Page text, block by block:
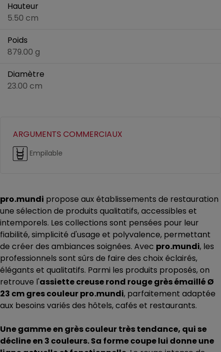
Hauteur
5.50 cm
Poids
879.00 g
Diamètre
23.00 cm
ARGUMENTS COMMERCIAUX
Empilable
pro.mundi propose aux établissements de restauration
une sélection de produits qualitatifs, accessibles et
intemporels. Les collections sont pensées pour leur
fiabilité, simplicité d'usage et polyvalence, permettant
de créer des ambiances soignées. Avec pro.mundi, les
professionnels sont sûrs de faire des choix éclairés,
élégants et qualitatifs. Parmi les produits proposés, on
retrouve l'assiette creuse rond rouge grès émaillé Ø
23 cm gres couleur pro.mundi, parfaitement adaptée
aux besoins variés des hôtels, cafés et restaurants.
Une gamme en grès couleur très tendance, qui se
décline en 3 couleurs. Sa forme coupe lui donne une